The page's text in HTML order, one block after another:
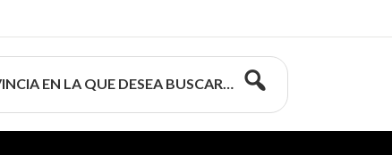
EN LA QUE DESEA BUSCAR…